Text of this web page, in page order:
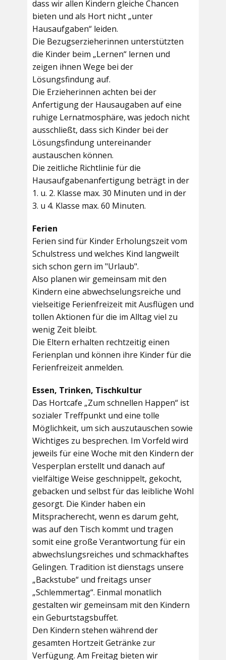
dass wir allen Kindern gleiche Chancen
bieten und als Hort nicht „unter
Hausaufgaben“ leiden.
Die Bezugserzieherinnen unterstützten
die Kinder beim „Lernen“ lernen und
zeigen ihnen Wege bei der
Lösungsfindung auf.
Die Erzieherinnen achten bei der
Anfertigung der Hausaugaben auf eine
ruhige Lernatmosphäre, was jedoch nicht
ausschließt, dass sich Kinder bei der
Lösungsfindung untereinander
austauschen können.
Die zeitliche Richtlinie für die
Hausaufgabenanfertigung beträgt in der
1. u. 2. Klasse max. 30 Minuten und in der
3. u 4. Klasse max. 60 Minuten.
Ferien
Ferien sind für Kinder Erholungszeit vom
Schulstress und welches Kind langweilt
sich schon gern im "Urlaub".
Also planen wir gemeinsam mit den
Kindern eine abwechselungsreiche und
vielseitige Ferienfreizeit mit Ausflügen und
tollen Aktionen für die im Alltag viel zu
wenig Zeit bleibt.
Die Eltern erhalten rechtzeitig einen
Ferienplan und können ihre Kinder für die
Ferienfreizeit anmelden.
Essen, Trinken, Tischkultur
Das Hortcafe „Zum schnellen Happen“ ist
sozialer Treffpunkt und eine tolle
Möglichkeit, um sich auszutauschen sowie
Wichtiges zu besprechen. Im Vorfeld wird
jeweils für eine Woche mit den Kindern der
Vesperplan erstellt und danach auf
vielfältige Weise geschnippelt, gekocht,
gebacken und selbst für das leibliche Wohl
gesorgt. Die Kinder haben ein
Mitspracherecht, wenn es darum geht,
was auf den Tisch kommt und tragen
somit eine große Verantwortung für ein
abwechslungsreiches und schmackhaftes
Gelingen. Tradition ist dienstags unsere
„Backstube“ und freitags unser
„Schlemmertag“. Einmal monatlich
gestalten wir gemeinsam mit den Kindern
ein Geburtstagsbuffet.
Den Kindern stehen während der
gesamten Hortzeit Getränke zur
Verfügung. Am Freitag bieten wir